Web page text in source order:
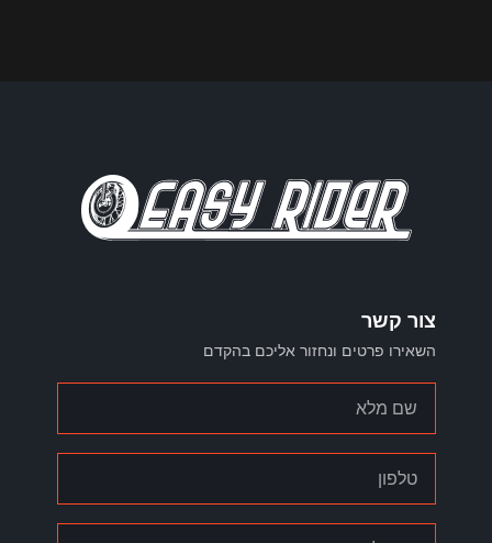
צור קשר
השאירו פרטים ונחזור אליכם בהקדם